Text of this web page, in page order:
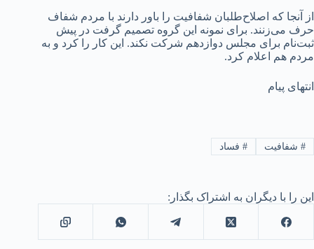
از آنجا که اصلاح‌طلبان شفافیت را باور دارند با مردم شفاف
حرف می‌زنند. برای نمونه این گروه تصمیم گرفت در پیش
ثبت‌نام برای مجلس دوازدهم شرکت نکند. این کار را کرد و به
مردم هم اعلام کرد.
انتهای پیام
#شفافیت #فساد
این را با دیگران به اشتراک بگذار: